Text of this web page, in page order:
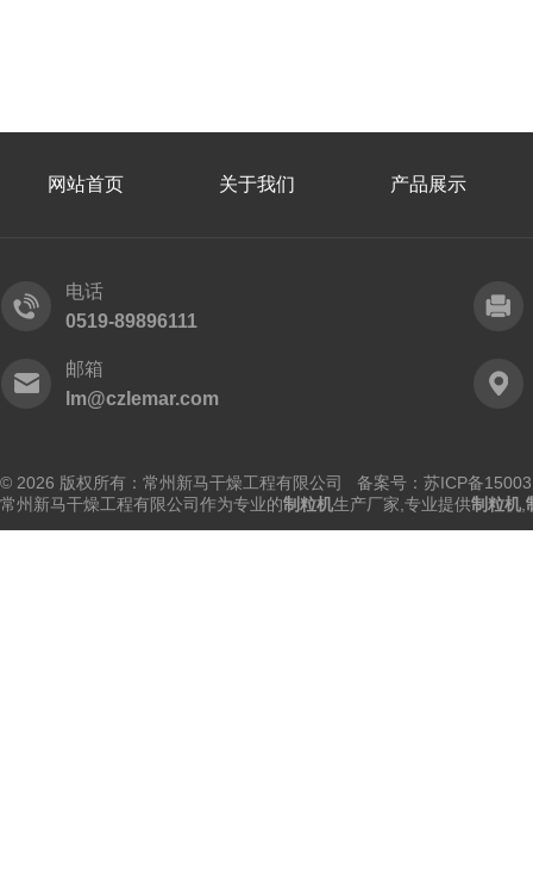
网站首页 关于我们 产品展示
电话
0519-89896111
邮箱
lm@czlemar.com
© 2026 版权所有：常州新马干燥工程有限公司 备案号： 苏ICP备
常州新马干燥工程有限公司作为专业的制粒机生产厂家,专业提供制粒机